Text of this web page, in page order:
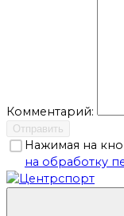
Комментарий:
Отправить
Нажимая на
на обработку